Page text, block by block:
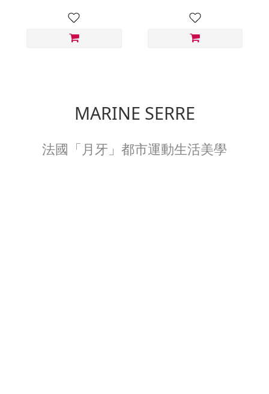
MARINE SERRE
法國「月牙」都市運動生活美學